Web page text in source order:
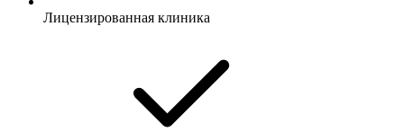
Лицензированная клиника